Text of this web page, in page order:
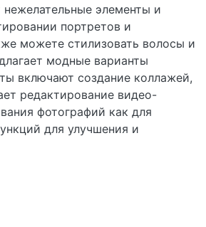
элементы и
портретов и
можете стилизовать волосы и
модные варианты
включают создание коллажей,
редактирование видео-
фотографий как для
для улучшения и